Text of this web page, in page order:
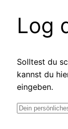
Log
Solltest du
kannst du
eingeben.